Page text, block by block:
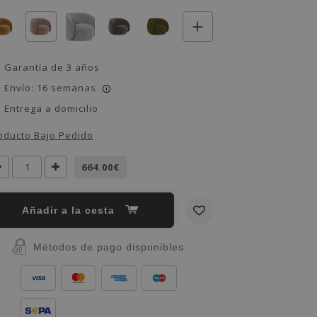
Garantía de 3 años
Envío: 16 semanas
i
Entrega a domicilio
Bajo Pedido
664.00€
Añadir a la cesta
Métodos de pago disponibles: